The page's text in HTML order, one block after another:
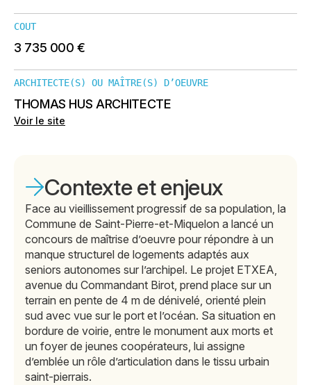
COUT
3 735 000 €
ARCHITECTE(S) OU MAÎTRE(S) D’OEUVRE
THOMAS HUS ARCHITECTE
Voir le site
Contexte et enjeux
Face au vieillissement progressif de sa population, la
Commune de Saint-Pierre-et-Miquelon a lancé un
concours de maîtrise d’oeuvre pour répondre à un
manque structurel de logements adaptés aux
seniors autonomes sur l’archipel. Le projet ETXEA,
avenue du Commandant Birot, prend place sur un
terrain en pente de 4 m de dénivelé, orienté plein
sud avec vue sur le port et l’océan. Sa situation en
bordure de voirie, entre le monument aux morts et
un foyer de jeunes coopérateurs, lui assigne
d’emblée un rôle d’articulation dans le tissu urbain
saint-pierrais.